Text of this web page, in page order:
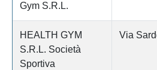
Gym S.R.L.
HEALTH GYM
S.R.L. Società
Sportiva
Via